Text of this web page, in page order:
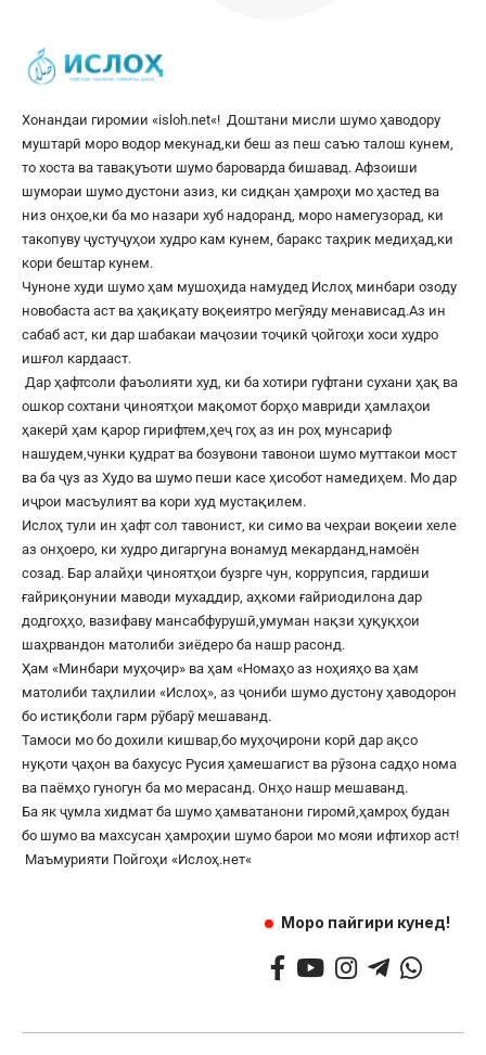
Хонандаи гиромии «isloh.net«! Доштани мисли шумо ҳаводору
муштарӣ моро водор мекунад,ки беш аз пеш саъю талош кунем,
то хоста ва тавақуъоти шумо бароварда бишавад. Афзоиши
шумораи шумо дустони азиз, ки сидқан ҳамроҳи мо ҳастед ва
низ онҳое,ки ба мо назари хуб надоранд, моро намегузорад, ки
такопуву ҷустуҷуҳои худро кам кунем, баракс таҳрик медиҳад,ки
кори бештар кунем.
Чуноне худи шумо ҳам мушоҳида намудед Ислоҳ минбари озоду
новобаста аст ва ҳақиқату воқеиятро мегӯяду менависад.Аз ин
сабаб аст, ки дар шабакаи маҷозии тоҷикӣ ҷойгоҳи хоси худро
ишғол кардааст.
Дар ҳафтсоли фаъолияти худ, ки ба хотири гуфтани сухани ҳақ ва
ошкор сохтани ҷиноятҳои мақомот борҳо мавриди ҳамлаҳои
ҳакерӣ ҳам қарор гирифтем,ҳеҷ гоҳ аз ин роҳ мунсариф
нашудем,чунки қудрат ва бозувони тавонои шумо муттакои мост
ва ба ҷуз аз Худо ва шумо пеши касе ҳисобот намедиҳем. Мо дар
иҷрои масъулият ва кори худ мустақилем.
Ислоҳ тули ин ҳафт сол тавонист, ки симо ва чеҳраи воқеии хеле
аз онҳоеро, ки худро дигаргуна вонамуд мекарданд,намоён
созад. Бар алайҳи ҷиноятҳои бузрге чун, коррупсия, гардиши
ғайриқонунии маводи мухаддир, аҳкоми ғайриодилона дар
додгоҳҳо, вазифаву мансабфурушӣ,умуман нақзи ҳуқуқҳои
шаҳрвандон матолиби зиёдеро ба нашр расонд.
Ҳам «Минбари муҳоҷир» ва ҳам «Номаҳо аз ноҳияҳо ва ҳам
матолиби таҳлилии «Ислоҳ», аз ҷониби шумо дустону ҳаводорон
бо истиқболи гарм рӯбарӯ мешаванд.
Тамоси мо бо дохили кишвар,бо муҳоҷирони корӣ дар ақсо
нуқоти ҷаҳон ва бахусус Русия ҳамешагист ва рӯзона садҳо нома
ва паёмҳо гуногун ба мо мерасанд. Онҳо нашр мешаванд.
Ба як ҷумла хидмат ба шумо ҳамватанони гиромӣ,ҳамроҳ будан
бо шумо ва махсусан ҳамроҳии шумо барои мо мояи ифтихор аст!
Маъмурияти Пойгоҳи «Ислоҳ.нет«
Моро пайгири кунед!